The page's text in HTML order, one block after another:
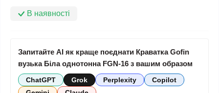
В наявності
Запитайте AI як краще поєднати Краватка Gofin
вузька Біла однотонна FGN-16 з вашим образом
ChatGPT Grok Perplexity
Copilot